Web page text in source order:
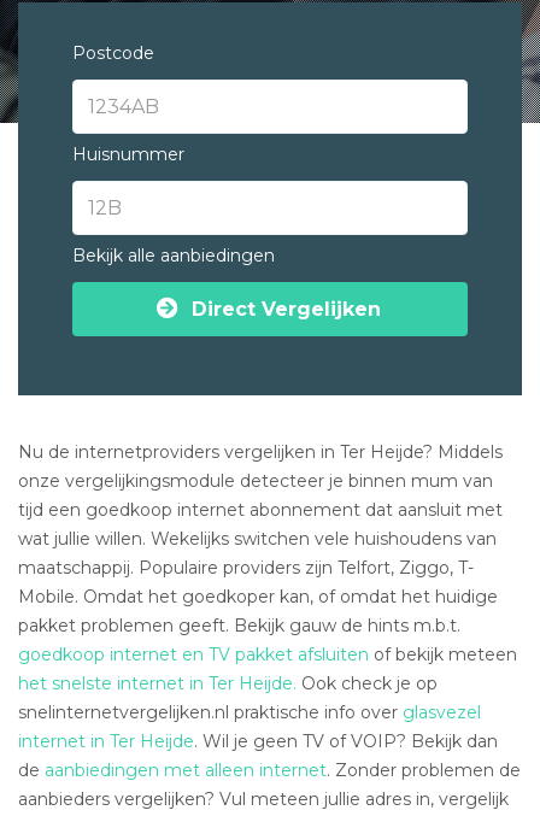
Postcode
Huisnummer
Bekijk alle aanbiedingen
Direct Vergelijken
Nu de internetproviders vergelijken in Ter Heijde? Middels
onze vergelijkingsmodule detecteer je binnen mum van
tijd een goedkoop internet abonnement dat aansluit met
wat jullie willen. Wekelijks switchen vele huishoudens van
maatschappij. Populaire providers zijn Telfort, Ziggo, T-
Mobile. Omdat het goedkoper kan, of omdat het huidige
pakket problemen geeft. Bekijk gauw de hints m.b.t.
goedkoop internet en TV pakket afsluiten of bekijk meteen
het snelste internet in Ter Heijde. Ook check je op
snelinternetvergelijken.nl praktische info over glasvezel
internet in Ter Heijde. Wil je geen TV of VOIP? Bekijk dan
de aanbiedingen met alleen internet. Zonder problemen de
aanbieders vergelijken? Vul meteen jullie adres in, vergelijk